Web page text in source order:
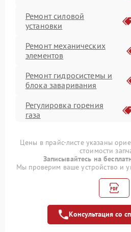
Ремонт силовой
установки
Ремонт механических
элементов
Ремонт гидросистемы и
блока заваривания
Регулировка горения
газа
заварочного блока
Профилактическая
чистка кофемашины
Замена уплотнительных
Цены в прайс-листе указаны
стоимости
Записывайтесь на
Мы проверим ваше устройство и
Консультация со